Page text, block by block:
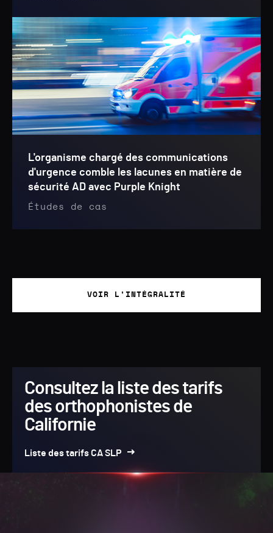
L'organisme chargé des communications
d'urgence comble les lacunes en matière de
sécurité AD avec Purple Knight
Études de cas
VOIR L'INTÉGRALITÉ
Consultez la liste des tarifs
des orthophonistes de
Californie
Liste des tarifs CA SLP